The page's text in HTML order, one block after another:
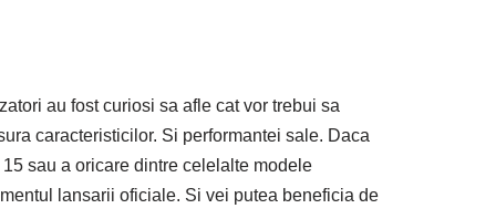
au fost curiosi sa afle cat vor trebui sa
caracteristicilor. Si performantei sale. Daca
sau a oricare dintre celelalte modele
lansarii oficiale. Si vei putea beneficia de